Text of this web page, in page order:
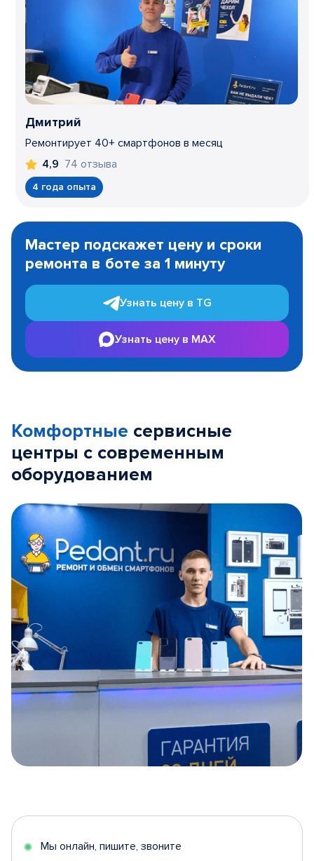
Дмитрий
Ремонтирует 40+ смартфонов в месяц
4,9 74 отзыва
4 года опыта
1
Мастер подскажет цену и сроки
ремонта в боте за 1 минуту
Узнать цену в TG
Узнать цену в MAX
Комфортные сервисные
центры с современным
оборудованием
5
Мы онлайн, пишите, звоните